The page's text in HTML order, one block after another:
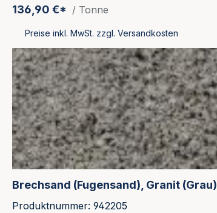
136,90 €* / Tonne
Preise inkl. MwSt. zzgl. Versandkosten
Brechsand (Fugensand), Granit (Grau)
Produktnummer: 942205